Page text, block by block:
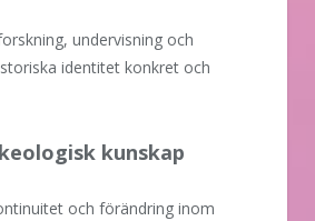
undervisning och
identitet konkret och
kunskap
och förändring inom